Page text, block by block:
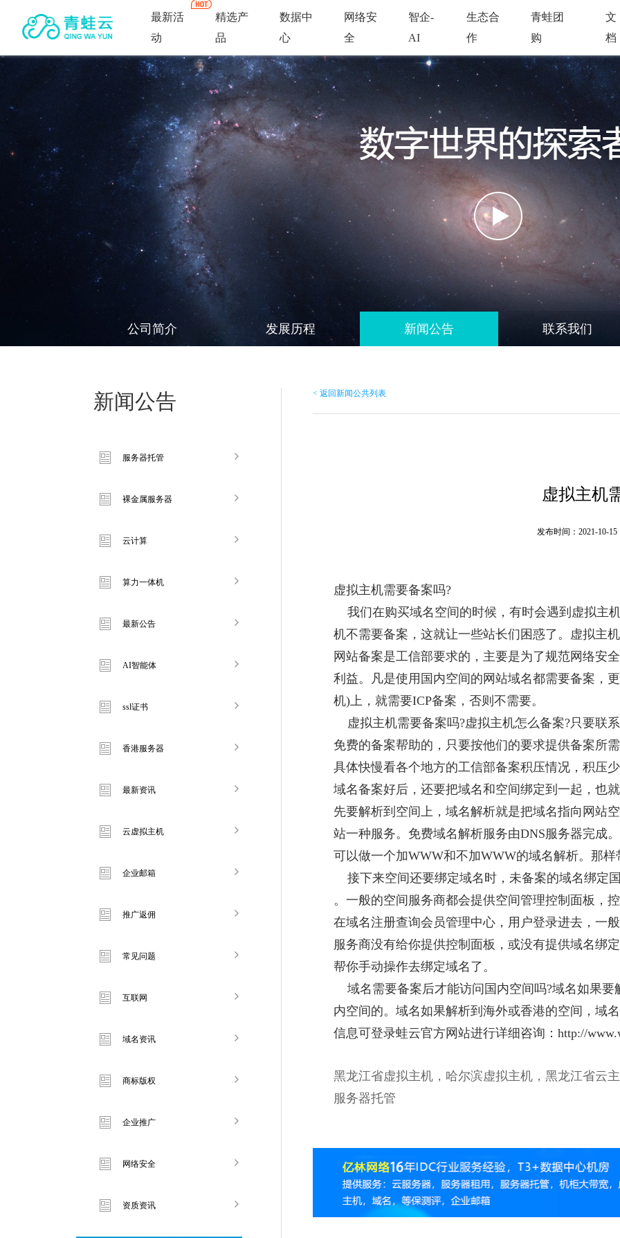
最新活
动
精选产
品
数据中
心
网络安
全
智企-
AI
生态合
作
青蛙团
购
文
档
公司简介 发展历程 新闻公告 联系我们
新闻公告
服务器托管
裸金属服务器
云计算
算力一体机
最新公告
AI智能体
ssl证书
香港服务器
最新资讯
云虚拟主机
企业邮箱
推广返佣
常见问题
互联网
域名资讯
商标版权
企业推广
网络安全
资质资讯
< 返回新闻公共列表
虚拟主机
发布时间：2021-10-15
虚拟主机需要备案吗?
我们在购买域名空间的时候，有时会遇到虚拟主
机不需要备案，这就让一些站长们困惑了。虚拟主
网站备案是工信部要求的，主要是为了规范网络安
利益。凡是使用国内空间的网站域名都需要备案，
机)上，就需要ICP备案，否则不需要。
虚拟主机需要备案吗?虚拟主机怎么备案?只要联
免费的备案帮助的，只要按他们的要求提供备案所
具体快慢看各个地方的工信部备案积压情况，积压
域名备案好后，还要把域名和空间绑定到一起，也
先要解析到空间上，域名解析就是把域名指向网站
站一种服务。免费域名解析服务由DNS服务器完成
可以做一个加WWW和不加WWW的域名解析。那
接下来空间还要绑定域名时，未备案的域名绑定
。一般的空间服务商都会提供空间管理控制面板，
在域名注册查询会员管理中心，用户登录进去，一
服务商没有给你提供控制面板，或没有提供域名绑
帮你手动操作去绑定域名了。
域名需要备案后才能访问国内空间吗?域名如果
内空间的。域名如果解析到海外或香港的空间，域
信息可登录蛙云官方网站进行详细咨询：http://
黑龙江省虚拟主机，哈尔滨虚拟主机，黑龙江省云
服务器托管